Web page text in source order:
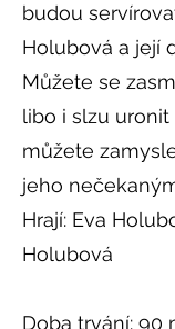
budou
Holubová a její
Můžete se
libo i slzu uronit
můžete
jeho
Hrají: Eva
Holubová
Doba trvání: 90